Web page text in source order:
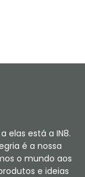
elas está a IN8.
é a nossa
o mundo aos
e ideias